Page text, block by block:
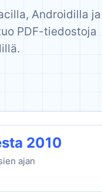
Androidilla ja
PDF-tiedostoja
2010
ajan